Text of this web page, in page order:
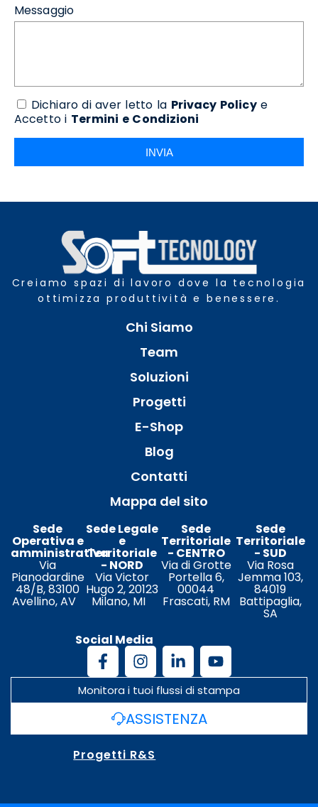
Messaggio
Dichiaro di aver letto la Privacy Policye
Accetto i Termini e Condizioni
INVIA
Creiamo spazi di lavoro dove la tecnologia
ottimizza produttività e benessere.
Chi Siamo
Team
Soluzioni
Progetti
E-Shop
Blog
Contatti
Mappa del sito
Sede
Operativa e
amministrativa
Via
Pianodardine
48/B, 83100
Avellino, AV
Sede Legale
e
Territoriale
- NORD
Via Victor
Hugo 2, 20123
Milano, MI
Sede
Territoriale
- CENTRO
Via di Grotte
Portella 6,
00044
Frascati, RM
Sede
Territoriale
- SUD
Via Rosa
Jemma 103,
84019
Battipaglia,
SA
Social Media
Monitora i tuoi flussi di stampa
ASSISTENZA
Progetti R&S